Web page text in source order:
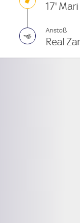
17'
Anstoß
Real